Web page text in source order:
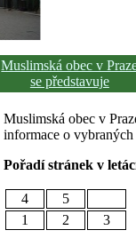
Muslimská obec v
se představuje
Muslimská obec v
informace o vybraných
Pořadí stránek v
4
5
1
2 3